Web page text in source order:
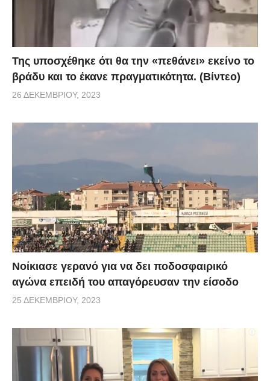
Της υποσχέθηκε ότι θα την «πεθάνει» εκείνο το
βράδυ και το έκανε πραγματικότητα. (Βίντεο)
26 ΔΕΚΕΜΒΡΊΟΥ, 2023
Νοίκιασε γερανό για να δει ποδοσφαιρικό
αγώνα επειδή του απαγόρευσαν την είσοδο
25 ΔΕΚΕΜΒΡΊΟΥ, 2023